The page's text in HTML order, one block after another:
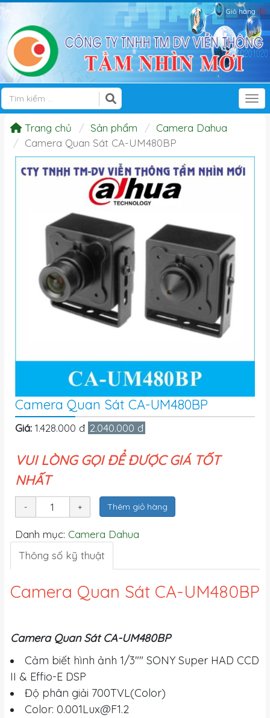
Giỏ hàng (0)
Trang chủ Sản phẩm
Camera Dahua
Camera Quan Sát CA-UM480BP
Camera Quan Sát CA-UM480BP
Giá: 1.428.000 đ 2.040.000 đ
VUI LÒNG GỌI ĐỂ ĐƯỢC GIÁ TỐT
NHẤT
Thêm giỏ hàng
Danh mục: Camera Dahua
Thông số kỹ thuật
Camera Quan Sát CA-UM480BP
Camera Quan Sát CA-UM480BP
Cảm biết hình ảnh 1/3"" SONY Super HAD CCD
II & Effio-E DSP
Độ phân giải 700TVL(Color)
Color: 0.001Lux@F1.2